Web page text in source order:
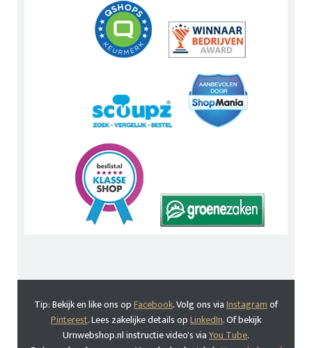
Tip: Bekijk en like ons opFacebook. Volg ons viaInstagramof
Pinterest. Lees zakelijke details opLinkedIn. Of bekijk
Urnwebshop.nl instructie video's viaYou Tube.